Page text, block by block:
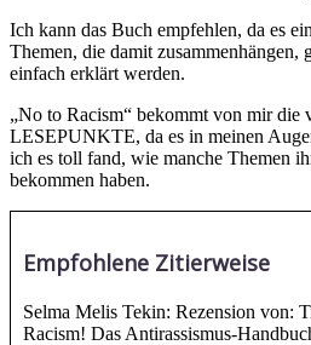
Ich kann das Buch empfehlen, da es
Themen, die damit
einfach erklärt werden.
„No to Racism“ bekommt von mir die
LESEPUNKTE, da es in meinen
ich es toll fand, wie manche Themen
bekommen haben.
Empfohlene Zitierweise
Selma Melis Tekin: Rezension von:
Racism! Das Antirassismus-